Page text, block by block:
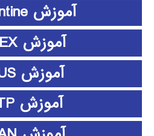
آموزش clementine
آموزش CPLEX
آموزش EDIUS
آموزش EMTP